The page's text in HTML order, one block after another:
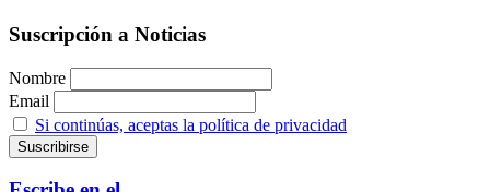
Suscripción a Noticias
Nombre
Email
Si continúas, aceptas la política de privacidad